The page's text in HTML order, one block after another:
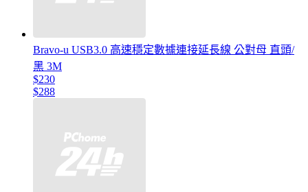
Bravo-u USB3.0 高速穩定數據連接延長線 公對母 直頭/
黑 3M
$230
$288